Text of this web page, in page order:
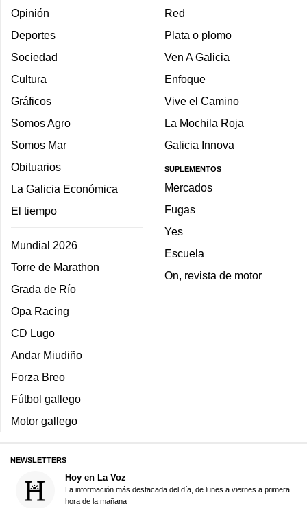
Opinión
Deportes
Sociedad
Cultura
Gráficos
Somos Agro
Somos Mar
Obituarios
La Galicia Económica
El tiempo
Mundial 2026
Torre de Marathon
Grada de Río
Opa Racing
CD Lugo
Andar Miudiño
Forza Breo
Fútbol gallego
Motor gallego
Red
Plata o plomo
Ven A Galicia
Enfoque
Vive el Camino
La Mochila Roja
Galicia Innova
SUPLEMENTOS
Mercados
Fugas
Yes
Escuela
On, revista de motor
NEWSLETTERS
Hoy en La Voz
La información más destacada del día, de lunes a viernes a primera
hora de la mañana